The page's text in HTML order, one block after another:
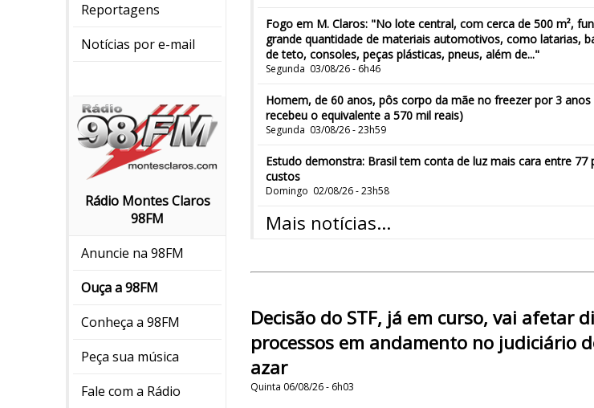
Reportagens
Notícias por e-mail
Rádio Montes Claros
98FM
Anuncie na 98FM
Ouça a 98FM
Conheça a 98FM
Peça sua música
Fale com a Rádio
Fogo em M. Claros: "No lote central, com cerca de 500 m²,
grande quantidade de materiais automotivos, como latarias,
de teto, consoles, peças plásticas, pneus, além de..."
Segunda 03/08/26 - 6h46
Homem, de 60 anos, pôs corpo da mãe no freezer por 3
recebeu o equivalente a 570 mil reais)
Segunda 03/08/26 - 23h59
Estudo demonstra: Brasil tem conta de luz mais cara entre
custos
Domingo 02/08/26 - 23h58
Mais notícias...
Decisão do STF, já em curso, vai afetar
processos em andamento no judiciário
azar
Quinta 06/08/26 - 6h03